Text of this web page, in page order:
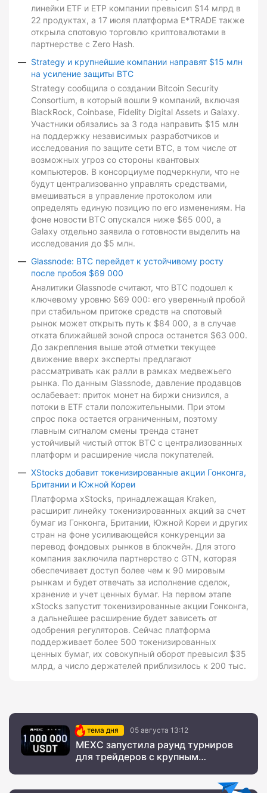
линейки ETF и ETP компании превысил $14 млрд в
22 продуктах, а 17 июля платформа E*TRADE также
открыла спотовую торговлю криптовалютами в
партнерстве с Zero Hash.
Strategy и крупнейшие компании направят $15 млн
на усиление защиты BTC
Strategy сообщила о создании Bitcoin Security
Consortium, в который вошли 9 компаний, включая
BlackRock, Coinbase, Fidelity Digital Assets и Galaxy.
Участники обязались за 3 года направить $15 млн
на поддержку независимых разработчиков и
исследования по защите сети BTC, в том числе от
возможных угроз со стороны квантовых
компьютеров. В консорциуме подчеркнули, что не
будут централизованно управлять средствами,
вмешиваться в управление протоколом или
определять единую позицию по его изменениям. На
фоне новости BTC опускался ниже $65 000, а
Galaxy отдельно заявила о готовности выделить на
исследования до $5 млн.
Glassnode: BTC перейдет к устойчивому росту
после пробоя $69 000
Аналитики Glassnode считают, что BTC подошел к
ключевому уровню $69 000: его уверенный пробой
при стабильном притоке средств на спотовый
рынок может открыть путь к $84 000, а в случае
отката ближайшей зоной спроса останется $63 000.
До закрепления выше этой отметки текущее
движение вверх эксперты предлагают
рассматривать как ралли в рамках медвежьего
рынка. По данным Glassnode, давление продавцов
ослабевает: приток монет на биржи снизился, а
потоки в ETF стали положительными. При этом
спрос пока остается ограниченным, поэтому
главным сигналом смены тренда станет
устойчивый чистый отток BTC с централизованных
платформ и расширение числа покупателей.
XStocks добавит токенизированные акции Гонконга,
Британии и Южной Кореи
Платформа xStocks, принадлежащая Kraken,
расширит линейку токенизированных акций за счет
бумаг из Гонконга, Британии, Южной Кореи и других
стран на фоне усиливающейся конкуренции за
перевод фондовых рынков в блокчейн. Для этого
компания заключила партнерство с GTN, которая
обеспечивает доступ более чем к 90 мировым
рынкам и будет отвечать за исполнение сделок,
хранение и учет ценных бумаг. На первом этапе
xStocks запустит токенизированные акции Гонконга,
а дальнейшее расширение будет зависеть от
одобрения регуляторов. Сейчас платформа
поддерживает более 500 токенизированных
ценных бумаг, их совокупный оборот превысил $35
млрд, а число держателей приблизилось к 200 тыс.
тема дня 05 августа 13:12
MEXC запустила раунд турниров
для трейдеров с крупным